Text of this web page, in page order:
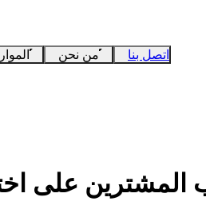
من نحن اتصل بنا
على